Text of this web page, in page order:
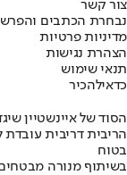
צור קשר
נבחרת הכתבים
מדיניות פרטיות
הצהרת נגישות
תנאי שימוש
כדאילהכיר
הסוד של איינשטיין
הריבית דריבית
בטוח
בשיתוף מנורה